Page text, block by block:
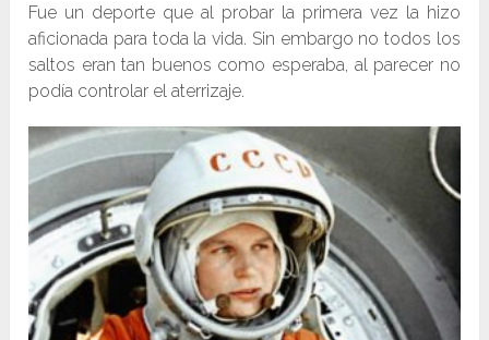
Fue un deporte que al probar la primera vez la hizo
aficionada para toda la vida. Sin embargo no todos los
saltos eran tan buenos como esperaba, al parecer no
podía controlar el aterrizaje.